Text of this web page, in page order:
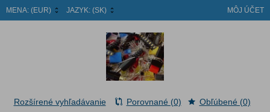
MENA: (EUR) JAZYK: (SK) MÔJ ÚČET
Rozšírené vyhľadávanie Porovnané (0) Obľúbené (0)